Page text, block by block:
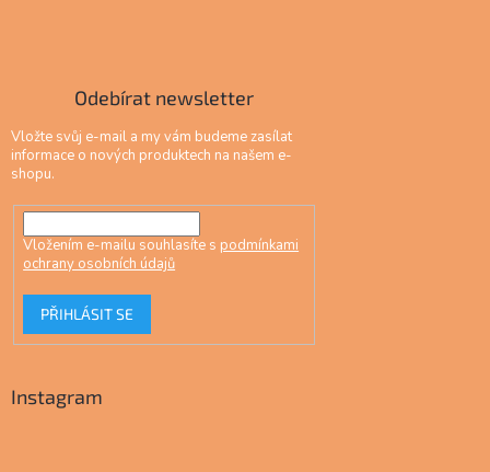
Odebírat newsletter
Vložte svůj e-mail a my vám budeme zasílat
informace o nových produktech na našem e-
shopu.
Vložením e-mailu souhlasíte s podmínkami
ochrany osobních údajů
PŘIHLÁSIT SE
Instagram